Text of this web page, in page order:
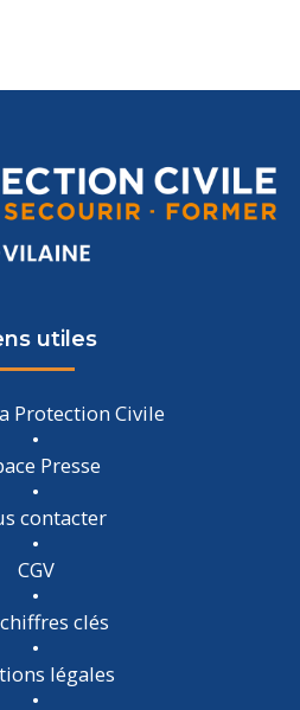
utiles
Protection Civile
Presse
contacter
CGV
clés
légales